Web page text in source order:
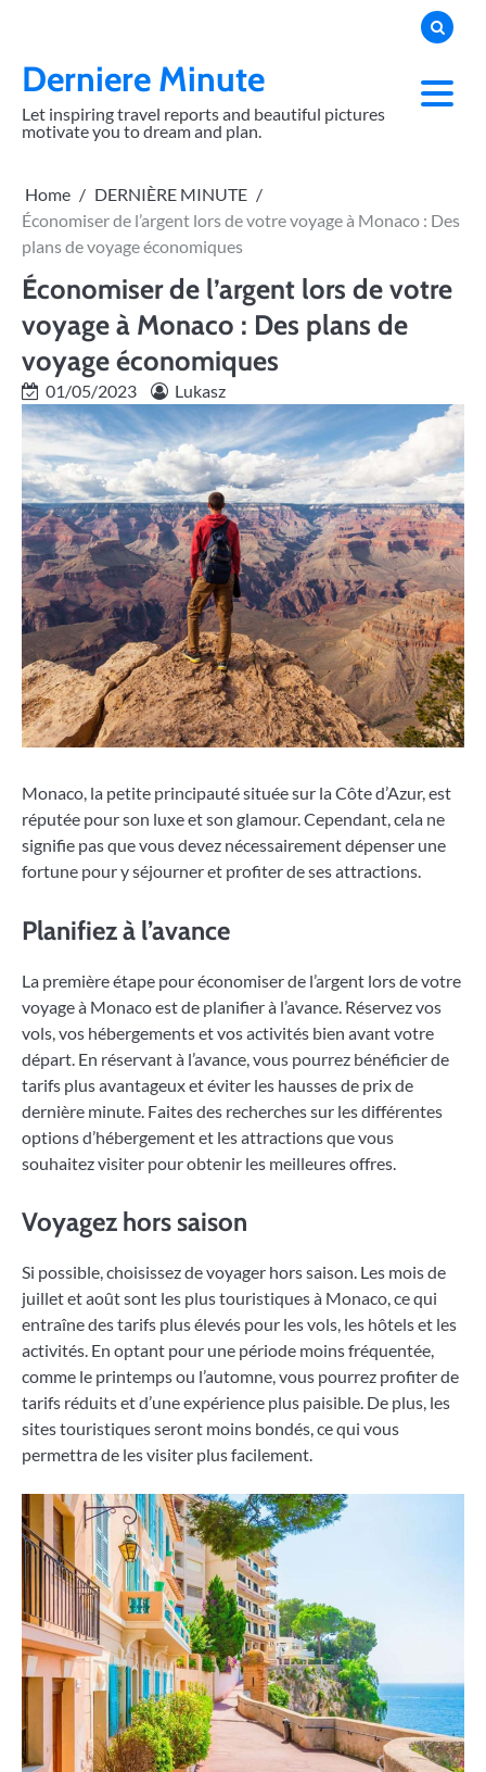
contentDerniere Minute
Let inspiring travel reports and beautiful pictures
motivate you to dream and plan.
Home
DERNIÈRE MINUTE
Économiser de l’argent lors de votre voyage à Monaco : Des
plans de voyage économiques
Économiser de l’argent lors de votre
voyage à Monaco : Des plans de
voyage économiques
01/05/2023 Lukasz
Monaco, la petite principauté située sur la Côte d’Azur, est
réputée pour son luxe et son glamour. Cependant, cela ne
signifie pas que vous devez nécessairement dépenser une
fortune pour y séjourner et profiter de ses attractions.
Planifiez à l’avance
La première étape pour économiser de l’argent lors de votre
voyage à Monaco est de planifier à l’avance. Réservez vos
vols, vos hébergements et vos activités bien avant votre
départ. En réservant à l’avance, vous pourrez bénéficier de
tarifs plus avantageux et éviter les hausses de prix de
dernière minute. Faites des recherches sur les différentes
options d’hébergement et les attractions que vous
souhaitez visiter pour obtenir les meilleures offres.
Voyagez hors saison
Si possible, choisissez de voyager hors saison. Les mois de
juillet et août sont les plus touristiques à Monaco, ce qui
entraîne des tarifs plus élevés pour les vols, les hôtels et les
activités. En optant pour une période moins fréquentée,
comme le printemps ou l’automne, vous pourrez profiter de
tarifs réduits et d’une expérience plus paisible. De plus, les
sites touristiques seront moins bondés, ce qui vous
permettra de les visiter plus facilement.